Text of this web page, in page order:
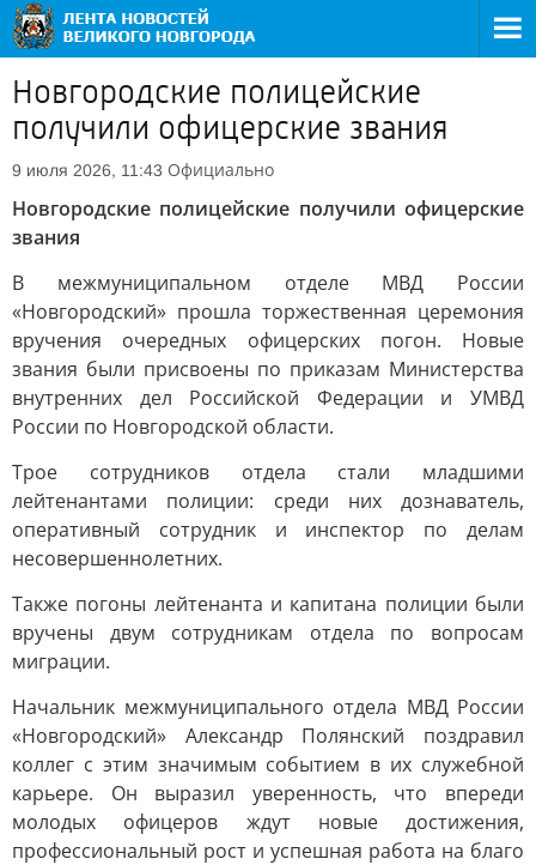
Новгородские полицейские
получили офицерские звания
9 июля 2026, 11:43 Официально
Новгородские полицейские получили офицерские
звания
В межмуниципальном отделе МВД России
«Новгородский» прошла торжественная церемония
вручения очередных офицерских погон. Новые
звания были присвоены по приказам Министерства
внутренних дел Российской Федерации и УМВД
России по Новгородской области.
Трое сотрудников отдела стали младшими
лейтенантами полиции: среди них дознаватель,
оперативный сотрудник и инспектор по делам
несовершеннолетних.
Также погоны лейтенанта и капитана полиции были
вручены двум сотрудникам отдела по вопросам
миграции.
Начальник межмуниципального отдела МВД России
«Новгородский» Александр Полянский поздравил
коллег с этим значимым событием в их служебной
карьере. Он выразил уверенность, что впереди
молодых офицеров ждут новые достижения,
профессиональный рост и успешная работа на благо